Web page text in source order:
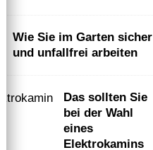
Wie Sie im Garten sicher
und unfallfrei arbeiten
Das sollten Sie
bei der Wahl
eines
Elektrokamins